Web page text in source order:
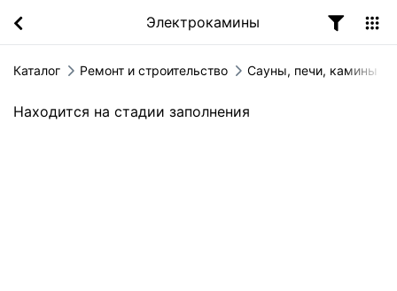
Электрокамины
Каталог Ремонт и строительство Сауны, печи, камины
Находится на стадии заполнения